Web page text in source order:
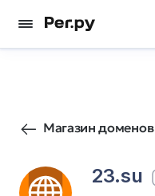
Магазин доменов
23.su